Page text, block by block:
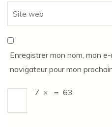
Enregistrer mon nom, mon
navigateur pour mon
7 × = 63